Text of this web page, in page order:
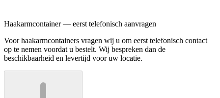
Haakarmcontainer — eerst telefonisch aanvragen
Voor haakarmcontainers vragen wij u om eerst telefonisch contact
op te nemen voordat u bestelt. Wij bespreken dan de
beschikbaarheid en levertijd voor uw locatie.